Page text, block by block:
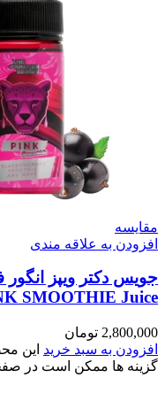
مقایسه
افزودن به علاقه مندی
SMOOTHIE Juice
2,800,000 تومان
افزودن به سبد خرید این
گزینه ها ممکن است در